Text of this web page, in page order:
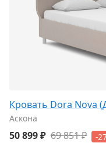
Кровать Dora Nova
Аскона
50 899 ₽ 69 851 ₽ -